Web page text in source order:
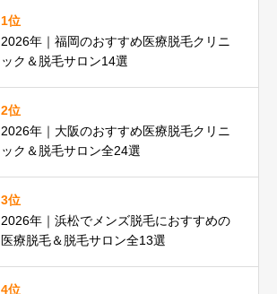
1位
2026年｜福岡のおすすめ医療脱毛クリニ
ック＆脱毛サロン14選
2位
2026年｜大阪のおすすめ医療脱毛クリニ
ック＆脱毛サロン全24選
3位
2026年｜浜松でメンズ脱毛におすすめの
医療脱毛＆脱毛サロン全13選
4位